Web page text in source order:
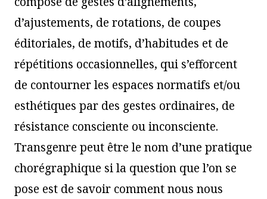
d’ajustements, de rotations, de coupes
éditoriales, de motifs, d’habitudes et de
répétitions occasionnelles, qui s’efforcent
de contourner les espaces normatifs et/ou
esthétiques par des gestes ordinaires, de
résistance consciente ou inconsciente.
Transgenre peut être le nom d’une pratique
chorégraphique si la question que l’on se
pose est de savoir comment nous nous